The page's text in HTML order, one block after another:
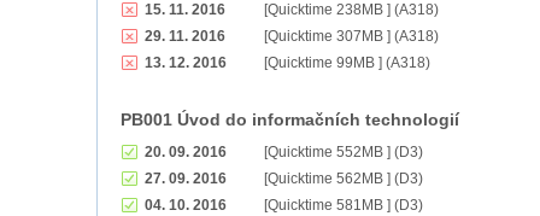
15. 11. 2016
[Quicktime 238MB ] (A318)
29. 11. 2016
[Quicktime 307MB ] (A318)
13. 12. 2016
[Quicktime 99MB ] (A318)
PB001 Úvod do informačních technologií
20. 09. 2016
[Quicktime 552MB ] (D3)
27. 09. 2016
[Quicktime 562MB ] (D3)
04. 10. 2016
[Quicktime 581MB ] (D3)